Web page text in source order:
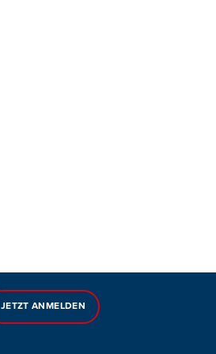
JETZT ANMELDEN